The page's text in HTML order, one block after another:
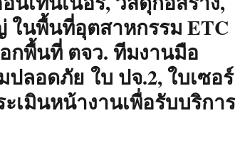
ในพื้นที่อุตสาหกรรม ETC
กพื้นที่ ตจว. ทีมงานมือ
ลอดภัย ใบ ปจ.2, ใบเซอร์
เมินหน้างานเพื่อรับบริการ